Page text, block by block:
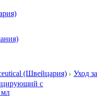
(Швейцария)
Уход за
с
мл